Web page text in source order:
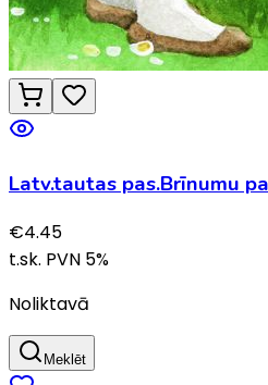
Latv.tautas pas.Brīnumu
€4.45
t.sk. PVN 5%
Noliktavā
Meklēt